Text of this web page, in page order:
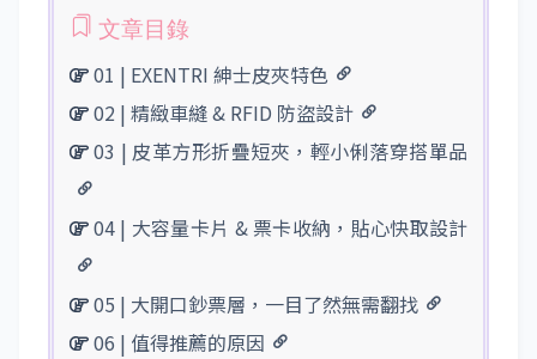
01 | EXENTRI 紳士皮夾特色
02 | 精緻車縫 & RFID 防盜設計
03 | 皮革方形折疊短夾，輕小俐落穿搭單品
04 | 大容量卡片 & 票卡收納，貼心快取設計
05 | 大開口鈔票層，一目了然無需翻找
06 | 值得推薦的原因